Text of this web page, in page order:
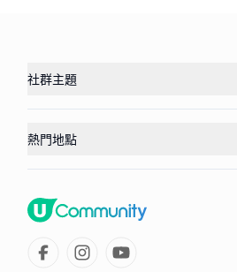
社群主題
熱門地點